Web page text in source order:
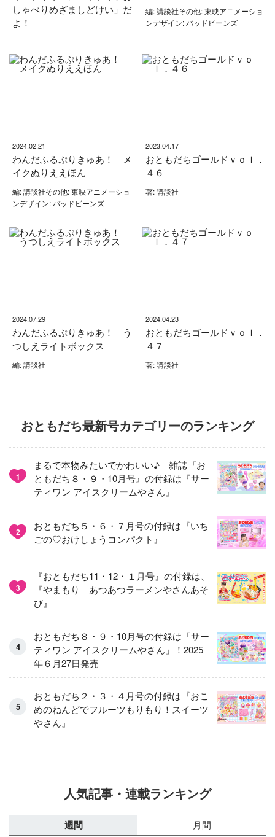
しゃべりめざましどけい」だ
よ！
編: 講談社その他: 東映アニメーショ
ンデザイン: バッドビーンズ
2024.02.21
わんだふるぷりきゅあ！ メ
イクぬりええほん
編: 講談社その他: 東映アニメーショ
ンデザイン: バッドビーンズ
2023.04.17
おともだちゴールドｖｏｌ．
４６
著: 講談社
2024.07.29
わんだふるぷりきゅあ！ う
つしえライトボックス
編: 講談社
2024.04.23
おともだちゴールドｖｏｌ．
４７
著: 講談社
おともだち最新号カテゴリーのランキング
1
まるで本物みたいでかわいい♪ 雑誌『お
ともだち８・９・10月号』の付録は『サー
ティワン アイスクリームやさん』
2
おともだち５・６・７月号の付録は『いち
ごの♡おけしょうコンパクト』
3
『おともだち11・12・１月号』の付録は、
『やまもり あつあつラーメンやさんあそ
び』
おともだち８・９・10月号の付録は「サー
ティワン アイスクリームやさん」！2025
年６月27日発売
おともだち２・３・４月号の付録は『おこ
めのねんどでフルーツもりもり！スイーツ
やさん』
人気記事・連載ランキング
週間 月間